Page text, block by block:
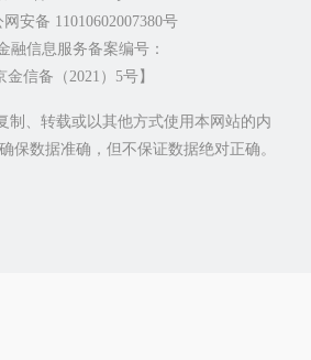
网安备 11010602007380号
融信息服务备案编号：
金信备（2021）5号】
制、转载或以其他方式使用本网站的内
保数据准确，但不保证数据绝对正确。